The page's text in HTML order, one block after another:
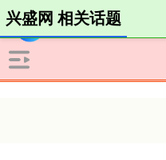
兴盛网 相关话题